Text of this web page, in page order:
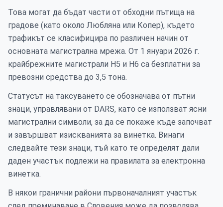
Това могат да бъдат части от обходни пътища на
градове (като около Любляна или Копер), където
трафикът се класифицира по различен начин от
основната магистрална мрежа. От 1 януари 2026 г.
крайбрежните магистрали H5 и H6 са безплатни за
превозни средства до 3,5 тона.
Статусът на таксуването се обозначава от пътни
знаци, управлявани от DARS, като се използват ясни
магистрални символи, за да се покаже къде започват
и завършват изискванията за винетка. Винаги
следвайте тези знаци, тъй като те определят дали
даден участък подлежи на правилата за електронна
винетка.
В някои гранични райони първоначалният участък